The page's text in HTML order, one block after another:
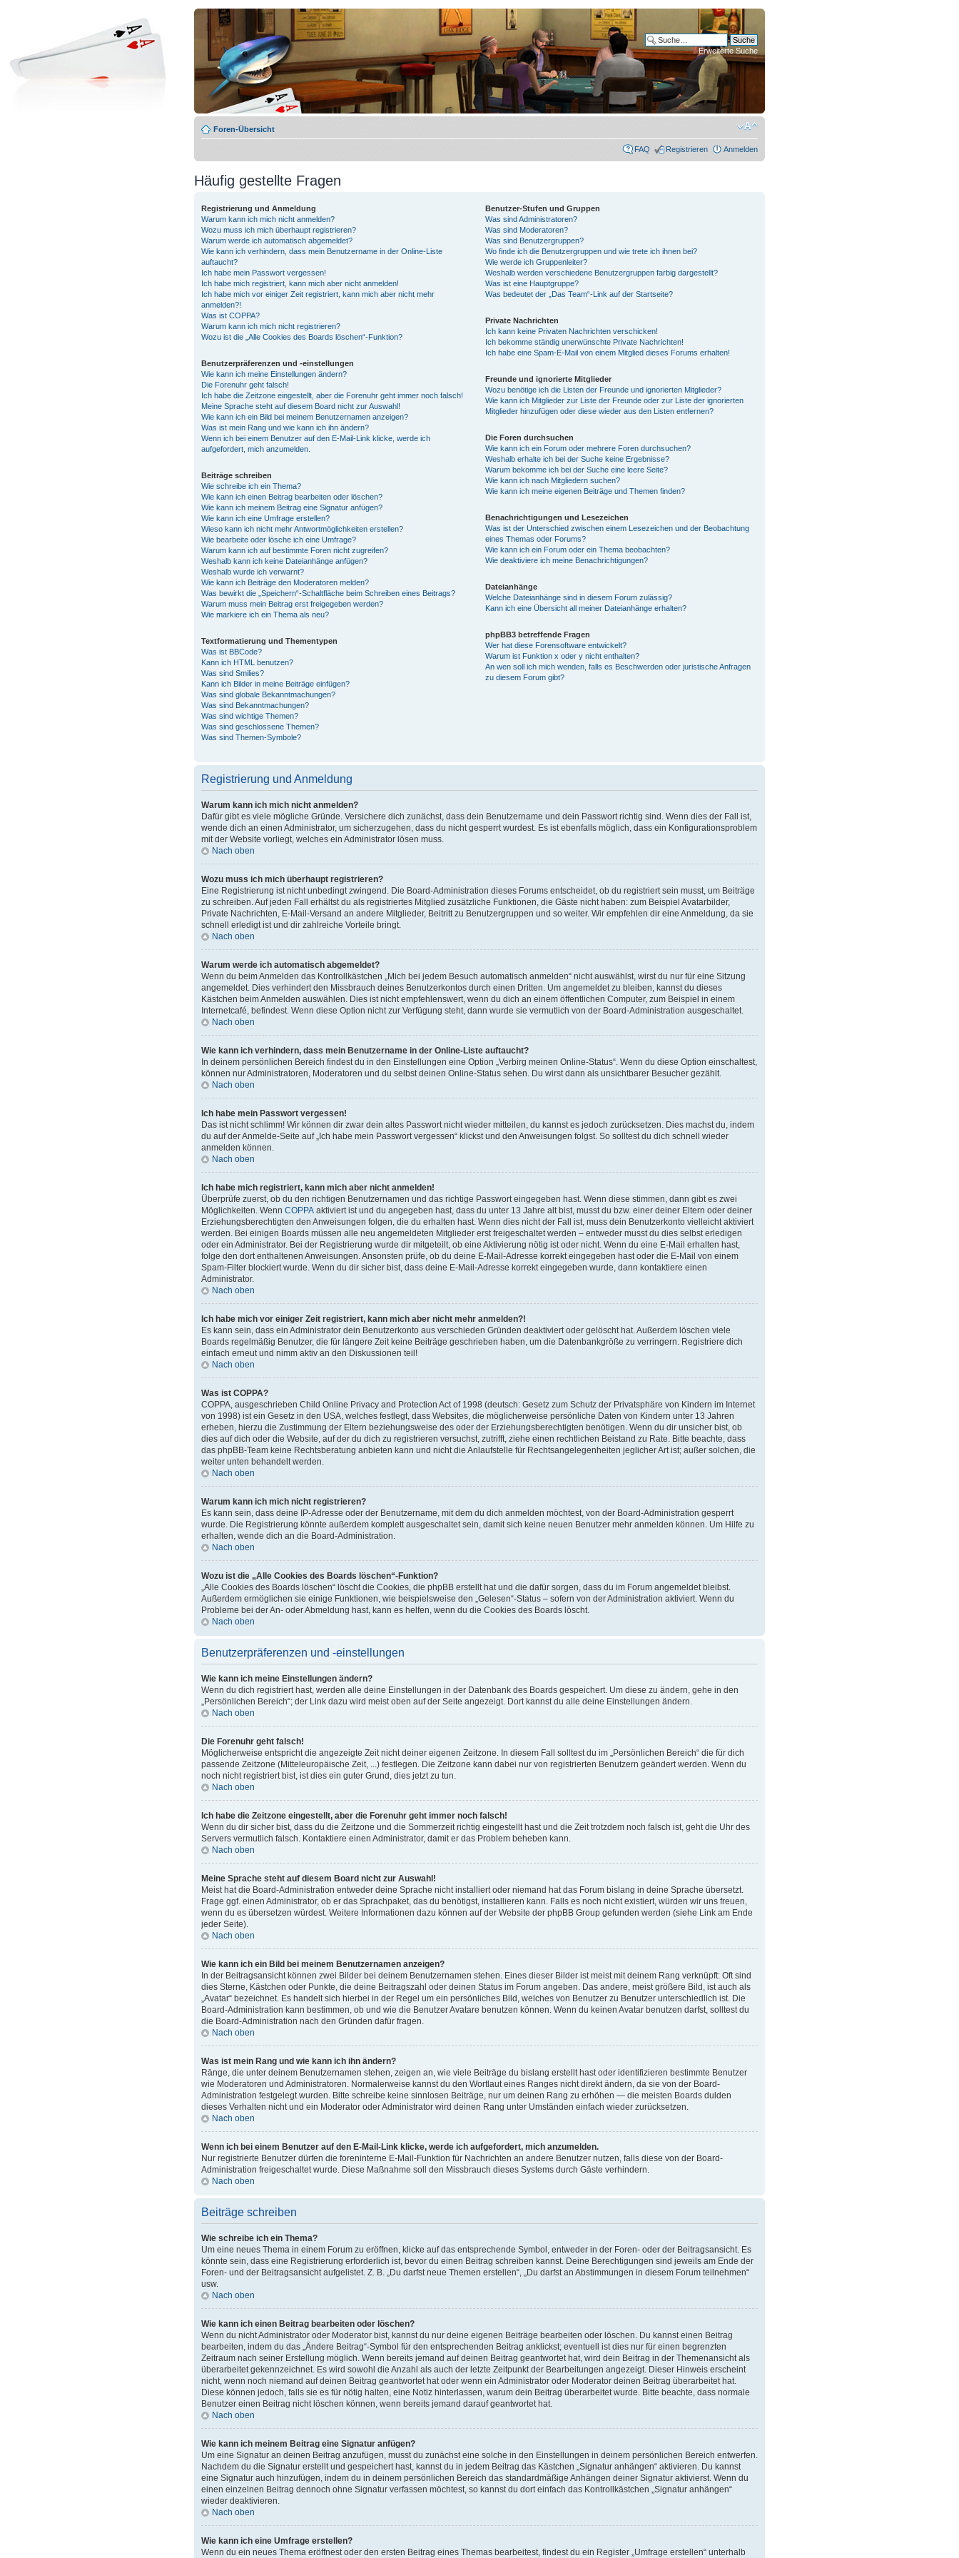
Erweiterte Suche
Foren-Übersicht
FAQ Registrieren Anmelden
Häufig gestellte Fragen
Registrierung und Anmeldung
Warum kann ich mich nicht anmelden?
Wozu muss ich mich überhaupt registrieren?
Warum werde ich automatisch abgemeldet?
Wie kann ich verhindern, dass mein Benutzername in der Online-Liste
auftaucht?
Ich habe mein Passwort vergessen!
Ich habe mich registriert, kann mich aber nicht anmelden!
Ich habe mich vor einiger Zeit registriert, kann mich aber nicht mehr
anmelden?!
Was ist COPPA?
Warum kann ich mich nicht registrieren?
Wozu ist die „Alle Cookies des Boards löschen“-Funktion?
Benutzerpräferenzen und -einstellungen
Wie kann ich meine Einstellungen ändern?
Die Forenuhr geht falsch!
Ich habe die Zeitzone eingestellt, aber die Forenuhr geht immer noch falsch!
Meine Sprache steht auf diesem Board nicht zur Auswahl!
Wie kann ich ein Bild bei meinem Benutzernamen anzeigen?
Was ist mein Rang und wie kann ich ihn ändern?
Wenn ich bei einem Benutzer auf den E-Mail-Link klicke, werde ich
aufgefordert, mich anzumelden.
Beiträge schreiben
Wie schreibe ich ein Thema?
Wie kann ich einen Beitrag bearbeiten oder löschen?
Wie kann ich meinem Beitrag eine Signatur anfügen?
Wie kann ich eine Umfrage erstellen?
Wieso kann ich nicht mehr Antwortmöglichkeiten erstellen?
Wie bearbeite oder lösche ich eine Umfrage?
Warum kann ich auf bestimmte Foren nicht zugreifen?
Weshalb kann ich keine Dateianhänge anfügen?
Weshalb wurde ich verwarnt?
Wie kann ich Beiträge den Moderatoren melden?
Was bewirkt die „Speichern“-Schaltfläche beim Schreiben eines Beitrags?
Warum muss mein Beitrag erst freigegeben werden?
Wie markiere ich ein Thema als neu?
Textformatierung und Thementypen
Was ist BBCode?
Kann ich HTML benutzen?
Was sind Smilies?
Kann ich Bilder in meine Beiträge einfügen?
Was sind globale Bekanntmachungen?
Was sind Bekanntmachungen?
Was sind wichtige Themen?
Was sind geschlossene Themen?
Was sind Themen-Symbole?
Benutzer-Stufen und Gruppen
Was sind Administratoren?
Was sind Moderatoren?
Was sind Benutzergruppen?
Wo finde ich die Benutzergruppen und wie trete ich ihnen bei?
Wie werde ich Gruppenleiter?
Weshalb werden verschiedene Benutzergruppen farbig dargestellt?
Was ist eine Hauptgruppe?
Was bedeutet der „Das Team“-Link auf der Startseite?
Private Nachrichten
Ich kann keine Privaten Nachrichten verschicken!
Ich bekomme ständig unerwünschte Private Nachrichten!
Ich habe eine Spam-E-Mail von einem Mitglied dieses Forums erhalten!
Freunde und ignorierte Mitglieder
Wozu benötige ich die Listen der Freunde und ignorierten Mitglieder?
Wie kann ich Mitglieder zur Liste der Freunde oder zur Liste der ignorierten
Mitglieder hinzufügen oder diese wieder aus den Listen entfernen?
Die Foren durchsuchen
Wie kann ich ein Forum oder mehrere Foren durchsuchen?
Weshalb erhalte ich bei der Suche keine Ergebnisse?
Warum bekomme ich bei der Suche eine leere Seite?
Wie kann ich nach Mitgliedern suchen?
Wie kann ich meine eigenen Beiträge und Themen finden?
Benachrichtigungen und Lesezeichen
Was ist der Unterschied zwischen einem Lesezeichen und der Beobachtung
eines Themas oder Forums?
Wie kann ich ein Forum oder ein Thema beobachten?
Wie deaktiviere ich meine Benachrichtigungen?
Dateianhänge
Welche Dateianhänge sind in diesem Forum zulässig?
Kann ich eine Übersicht all meiner Dateianhänge erhalten?
phpBB3 betreffende Fragen
Wer hat diese Forensoftware entwickelt?
Warum ist Funktion x oder y nicht enthalten?
An wen soll ich mich wenden, falls es Beschwerden oder juristische Anfragen
zu diesem Forum gibt?
Registrierung und Anmeldung
Warum kann ich mich nicht anmelden?
Dafür gibt es viele mögliche Gründe. Versichere dich zunächst, dass dein Benutzername und dein Passwort richtig sind. Wenn dies der Fall ist,
wende dich an einen Administrator, um sicherzugehen, dass du nicht gesperrt wurdest. Es ist ebenfalls möglich, dass ein Konfigurationsproblem
mit der Website vorliegt, welches ein Administrator lösen muss.
Nach oben
Wozu muss ich mich überhaupt registrieren?
Eine Registrierung ist nicht unbedingt zwingend. Die Board-Administration dieses Forums entscheidet, ob du registriert sein musst, um Beiträge
zu schreiben. Auf jeden Fall erhältst du als registriertes Mitglied zusätzliche Funktionen, die Gäste nicht haben: zum Beispiel Avatarbilder,
Private Nachrichten, E-Mail-Versand an andere Mitglieder, Beitritt zu Benutzergruppen und so weiter. Wir empfehlen dir eine Anmeldung, da sie
schnell erledigt ist und dir zahlreiche Vorteile bringt.
Nach oben
Warum werde ich automatisch abgemeldet?
Wenn du beim Anmelden das Kontrollkästchen „Mich bei jedem Besuch automatisch anmelden“ nicht auswählst, wirst du nur für eine Sitzung
angemeldet. Dies verhindert den Missbrauch deines Benutzerkontos durch einen Dritten. Um angemeldet zu bleiben, kannst du dieses
Kästchen beim Anmelden auswählen. Dies ist nicht empfehlenswert, wenn du dich an einem öffentlichen Computer, zum Beispiel in einem
Internetcafé, befindest. Wenn diese Option nicht zur Verfügung steht, dann wurde sie vermutlich von der Board-Administration ausgeschaltet.
Nach oben
Wie kann ich verhindern, dass mein Benutzername in der Online-Liste auftaucht?
In deinem persönlichen Bereich findest du in den Einstellungen eine Option „Verbirg meinen Online-Status“. Wenn du diese Option einschaltest,
können nur Administratoren, Moderatoren und du selbst deinen Online-Status sehen. Du wirst dann als unsichtbarer Besucher gezählt.
Nach oben
Ich habe mein Passwort vergessen!
Das ist nicht schlimm! Wir können dir zwar dein altes Passwort nicht wieder mitteilen, du kannst es jedoch zurücksetzen. Dies machst du, indem
du auf der Anmelde-Seite auf „Ich habe mein Passwort vergessen“ klickst und den Anweisungen folgst. So solltest du dich schnell wieder
anmelden können.
Nach oben
Ich habe mich registriert, kann mich aber nicht anmelden!
Überprüfe zuerst, ob du den richtigen Benutzernamen und das richtige Passwort eingegeben hast. Wenn diese stimmen, dann gibt es zwei
Möglichkeiten. Wenn COPPA aktiviert ist und du angegeben hast, dass du unter 13 Jahre alt bist, musst du bzw. einer deiner Eltern oder deiner
Erziehungsberechtigten den Anweisungen folgen, die du erhalten hast. Wenn dies nicht der Fall ist, muss dein Benutzerkonto vielleicht aktiviert
werden. Bei einigen Boards müssen alle neu angemeldeten Mitglieder erst freigeschaltet werden – entweder musst du dies selbst erledigen
oder ein Administrator. Bei der Registrierung wurde dir mitgeteilt, ob eine Aktivierung nötig ist oder nicht. Wenn du eine E-Mail erhalten hast,
folge den dort enthaltenen Anweisungen. Ansonsten prüfe, ob du deine E-Mail-Adresse korrekt eingegeben hast oder die E-Mail von einem
Spam-Filter blockiert wurde. Wenn du dir sicher bist, dass deine E-Mail-Adresse korrekt eingegeben wurde, dann kontaktiere einen
Administrator.
Nach oben
Ich habe mich vor einiger Zeit registriert, kann mich aber nicht mehr anmelden?!
Es kann sein, dass ein Administrator dein Benutzerkonto aus verschieden Gründen deaktiviert oder gelöscht hat. Außerdem löschen viele
Boards regelmäßig Benutzer, die für längere Zeit keine Beiträge geschrieben haben, um die Datenbankgröße zu verringern. Registriere dich
einfach erneut und nimm aktiv an den Diskussionen teil!
Nach oben
Was ist COPPA?
COPPA, ausgeschrieben Child Online Privacy and Protection Act of 1998 (deutsch: Gesetz zum Schutz der Privatsphäre von Kindern im Internet
von 1998) ist ein Gesetz in den USA, welches festlegt, dass Websites, die möglicherweise persönliche Daten von Kindern unter 13 Jahren
erheben, hierzu die Zustimmung der Eltern beziehungsweise des oder der Erziehungsberechtigten benötigen. Wenn du dir unsicher bist, ob
dies auf dich oder die Website, auf der du dich zu registrieren versuchst, zutrifft, ziehe einen rechtlichen Beistand zu Rate. Bitte beachte, dass
das phpBB-Team keine Rechtsberatung anbieten kann und nicht die Anlaufstelle für Rechtsangelegenheiten jeglicher Art ist; außer solchen, die
weiter unten behandelt werden.
Nach oben
Warum kann ich mich nicht registrieren?
Es kann sein, dass deine IP-Adresse oder der Benutzername, mit dem du dich anmelden möchtest, von der Board-Administration gesperrt
wurde. Die Registrierung könnte außerdem komplett ausgeschaltet sein, damit sich keine neuen Benutzer mehr anmelden können. Um Hilfe zu
erhalten, wende dich an die Board-Administration.
Nach oben
Wozu ist die „Alle Cookies des Boards löschen“-Funktion?
„Alle Cookies des Boards löschen“ löscht die Cookies, die phpBB erstellt hat und die dafür sorgen, dass du im Forum angemeldet bleibst.
Außerdem ermöglichen sie einige Funktionen, wie beispielsweise den „Gelesen“-Status – sofern von der Administration aktiviert. Wenn du
Probleme bei der An- oder Abmeldung hast, kann es helfen, wenn du die Cookies des Boards löscht.
Nach oben
Benutzerpräferenzen und -einstellungen
Wie kann ich meine Einstellungen ändern?
Wenn du dich registriert hast, werden alle deine Einstellungen in der Datenbank des Boards gespeichert. Um diese zu ändern, gehe in den
„Persönlichen Bereich“; der Link dazu wird meist oben auf der Seite angezeigt. Dort kannst du alle deine Einstellungen ändern.
Nach oben
Die Forenuhr geht falsch!
Möglicherweise entspricht die angezeigte Zeit nicht deiner eigenen Zeitzone. In diesem Fall solltest du im „Persönlichen Bereich“ die für dich
passende Zeitzone (Mitteleuropäische Zeit, ...) festlegen. Die Zeitzone kann dabei nur von registrierten Benutzern geändert werden. Wenn du
noch nicht registriert bist, ist dies ein guter Grund, dies jetzt zu tun.
Nach oben
Ich habe die Zeitzone eingestellt, aber die Forenuhr geht immer noch falsch!
Wenn du dir sicher bist, dass du die Zeitzone und die Sommerzeit richtig eingestellt hast und die Zeit trotzdem noch falsch ist, geht die Uhr des
Servers vermutlich falsch. Kontaktiere einen Administrator, damit er das Problem beheben kann.
Nach oben
Meine Sprache steht auf diesem Board nicht zur Auswahl!
Meist hat die Board-Administration entweder deine Sprache nicht installiert oder niemand hat das Forum bislang in deine Sprache übersetzt.
Frage ggf. einen Administrator, ob er das Sprachpaket, das du benötigst, installieren kann. Falls es noch nicht existiert, würden wir uns freuen,
wenn du es übersetzen würdest. Weitere Informationen dazu können auf der Website der phpBB Group gefunden werden (siehe Link am Ende
jeder Seite).
Nach oben
Wie kann ich ein Bild bei meinem Benutzernamen anzeigen?
In der Beitragsansicht können zwei Bilder bei deinem Benutzernamen stehen. Eines dieser Bilder ist meist mit deinem Rang verknüpft: Oft sind
dies Sterne, Kästchen oder Punkte, die deine Beitragszahl oder deinen Status im Forum angeben. Das andere, meist größere Bild, ist auch als
„Avatar“ bezeichnet. Es handelt sich hierbei in der Regel um ein persönliches Bild, welches von Benutzer zu Benutzer unterschiedlich ist. Die
Board-Administration kann bestimmen, ob und wie die Benutzer Avatare benutzen können. Wenn du keinen Avatar benutzen darfst, solltest du
die Board-Administration nach den Gründen dafür fragen.
Nach oben
Was ist mein Rang und wie kann ich ihn ändern?
Ränge, die unter deinem Benutzernamen stehen, zeigen an, wie viele Beiträge du bislang erstellt hast oder identifizieren bestimmte Benutzer
wie Moderatoren und Administratoren. Normalerweise kannst du den Wortlaut eines Ranges nicht direkt ändern, da sie von der Board-
Administration festgelegt wurden. Bitte schreibe keine sinnlosen Beiträge, nur um deinen Rang zu erhöhen — die meisten Boards dulden
dieses Verhalten nicht und ein Moderator oder Administrator wird deinen Rang unter Umständen einfach wieder zurücksetzen.
Nach oben
Wenn ich bei einem Benutzer auf den E-Mail-Link klicke, werde ich aufgefordert, mich anzumelden.
Nur registrierte Benutzer dürfen die foreninterne E-Mail-Funktion für Nachrichten an andere Benutzer nutzen, falls diese von der Board-
Administration freigeschaltet wurde. Diese Maßnahme soll den Missbrauch dieses Systems durch Gäste verhindern.
Nach oben
Beiträge schreiben
Wie schreibe ich ein Thema?
Um eine neues Thema in einem Forum zu eröffnen, klicke auf das entsprechende Symbol, entweder in der Foren- oder der Beitragsansicht. Es
könnte sein, dass eine Registrierung erforderlich ist, bevor du einen Beitrag schreiben kannst. Deine Berechtigungen sind jeweils am Ende der
Foren- und der Beitragsansicht aufgelistet. Z. B. „Du darfst neue Themen erstellen“, „Du darfst an Abstimmungen in diesem Forum teilnehmen“
usw.
Nach oben
Wie kann ich einen Beitrag bearbeiten oder löschen?
Wenn du nicht Administrator oder Moderator bist, kannst du nur deine eigenen Beiträge bearbeiten oder löschen. Du kannst einen Beitrag
bearbeiten, indem du das „Ändere Beitrag“-Symbol für den entsprechenden Beitrag anklickst; eventuell ist dies nur für einen begrenzten
Zeitraum nach seiner Erstellung möglich. Wenn bereits jemand auf deinen Beitrag geantwortet hat, wird dein Beitrag in der Themenansicht als
überarbeitet gekennzeichnet. Es wird sowohl die Anzahl als auch der letzte Zeitpunkt der Bearbeitungen angezeigt. Dieser Hinweis erscheint
nicht, wenn noch niemand auf deinen Beitrag geantwortet hat oder wenn ein Administrator oder Moderator deinen Beitrag überarbeitet hat.
Diese können jedoch, falls sie es für nötig halten, eine Notiz hinterlassen, warum dein Beitrag überarbeitet wurde. Bitte beachte, dass normale
Benutzer einen Beitrag nicht löschen können, wenn bereits jemand darauf geantwortet hat.
Nach oben
Wie kann ich meinem Beitrag eine Signatur anfügen?
Um eine Signatur an deinen Beitrag anzufügen, musst du zunächst eine solche in den Einstellungen in deinem persönlichen Bereich entwerfen.
Nachdem du die Signatur erstellt und gespeichert hast, kannst du in jedem Beitrag das Kästchen „Signatur anhängen“ aktivieren. Du kannst
eine Signatur auch hinzufügen, indem du in deinem persönlichen Bereich das standardmäßige Anhängen deiner Signatur aktivierst. Wenn du
einen einzelnen Beitrag dennoch ohne Signatur verfassen möchtest, so kannst du dort einfach das Kontrollkästchen „Signatur anhängen“
wieder deaktivieren.
Nach oben
Wie kann ich eine Umfrage erstellen?
Wenn du ein neues Thema eröffnest oder den ersten Beitrag eines Themas bearbeitest, findest du ein Register „Umfrage erstellen“ unterhalb